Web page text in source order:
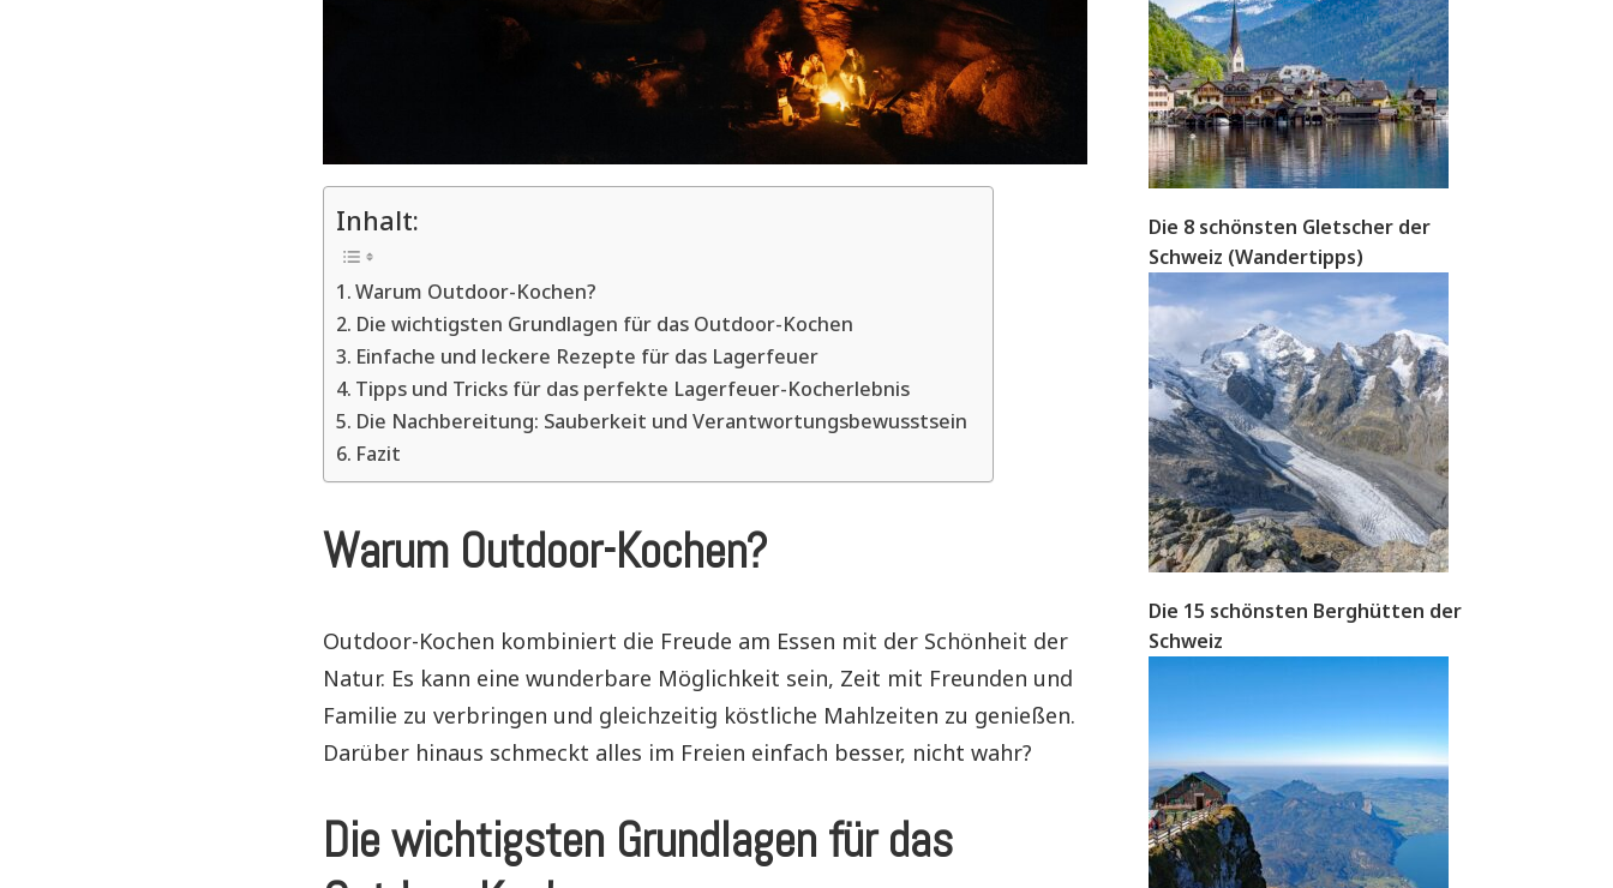
Inhalt:
Warum Outdoor-Kochen?
Die wichtigsten Grundlagen für das Outdoor-Kochen
Einfache und leckere Rezepte für das Lagerfeuer
Tipps und Tricks für das perfekte Lagerfeuer-Kocherlebnis
Die Nachbereitung: Sauberkeit und Verantwortungsbewusstsein
Fazit
Warum Outdoor-Kochen?
Outdoor-Kochen kombiniert die Freude am Essen mit der Schönheit der
Natur. Es kann eine wunderbare Möglichkeit sein, Zeit mit Freunden und
Familie zu verbringen und gleichzeitig köstliche Mahlzeiten zu genießen.
Darüber hinaus schmeckt alles im Freien einfach besser, nicht wahr?
Die wichtigsten Grundlagen für das
Die 8 schönsten Gletscher der
Schweiz (Wandertipps)
Die 15 schönsten Berghütten der
Schweiz